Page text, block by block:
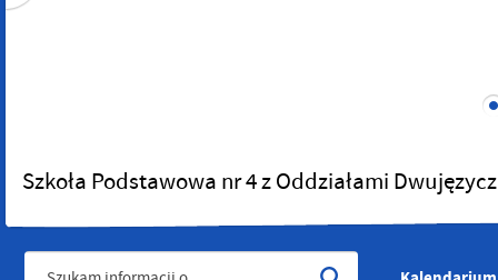
Szkoła Podstawowa nr 4 z Oddziałami